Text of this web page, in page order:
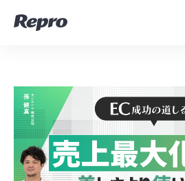
MAツール
コンサルティング
導入事例
セミナー／イベント